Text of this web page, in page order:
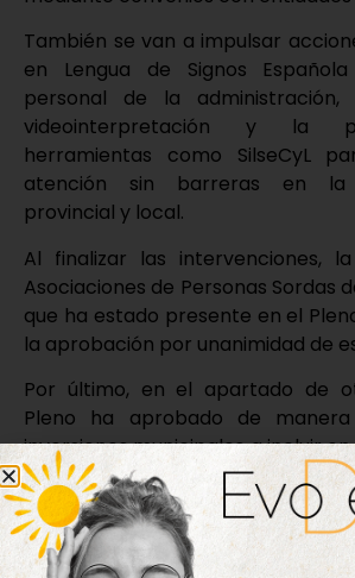
También se van a impulsar
en Lengua de Signos
personal de la administración,
videointerpretación y la
herramientas como SilseCyL
atención sin barreras en la
provincial y local.
Al finalizar las intervenciones,
Asociaciones de Personas Sordas
que ha estado presente en el
la aprobación por unanimidad de
Por último, en el apartado de
Pleno ha aprobado de
inversiones municipales a incluir
Cooperación, ha resuelto la
Provincial de Gasto Corriente
también se ha dado el
convocatoria y las bases para